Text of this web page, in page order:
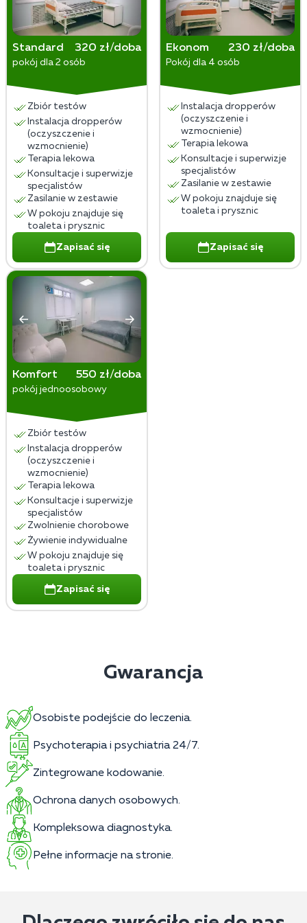
psychologicznego, motywacji i otoczenia.
Standard 320 zł/doba
pokój dla 2 osób
Zbiór testów
Instalacja dropperów
(oczyszczenie i
wzmocnienie)
Terapia lekowa
Konsultacje i superwizje
specjalistów
Zasilanie w zestawie
W pokoju znajduje się
toaleta i prysznic
Zapisać się
Ekonom 230 zł/doba
Pokój dla 4 osób
Instalacja dropperów
(oczyszczenie i
wzmocnienie)
Terapia lekowa
Konsultacje i superwizje
specjalistów
Zasilanie w zestawie
W pokoju znajduje się
toaleta i prysznic
Zapisać się
Komfort 550 zł/doba
pokój jednoosobowy
Zbiór testów
Instalacja dropperów
(oczyszczenie i
wzmocnienie)
Terapia lekowa
Konsultacje i superwizje
specjalistów
Zwolnienie chorobowe
Żywienie indywidualne
W pokoju znajduje się
toaleta i prysznic
Zapisać się
Gwarancja
Osobiste podejście do leczenia.
Psychoterapia i psychiatria 24/7.
Zintegrowane kodowanie.
Ochrona danych osobowych.
Kompleksowa diagnostyka.
Pełne informacje na stronie.